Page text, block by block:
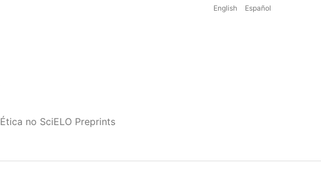
English Español
Ética no SciELO Preprints